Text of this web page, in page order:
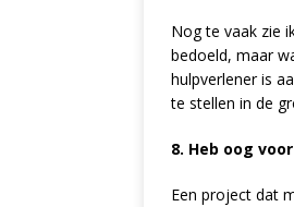
Nog te vaak zie
bedoeld, maar
hulpverlener is
te stellen in de
8. Heb oog
Een project dat